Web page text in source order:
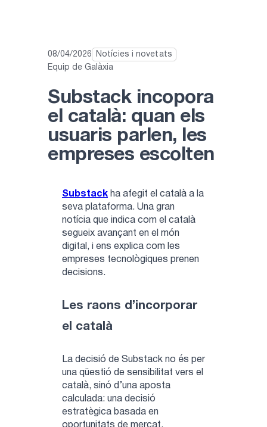
08/04/2026
Notícies i novetats
Equip de Galàxia
Substack incopora
el català: quan els
usuaris parlen, les
empreses escolten
Substack ha afegit el català a la
seva plataforma. Una gran
notícia que indica com el català
segueix avançant en el món
digital, i ens explica com les
empreses tecnològiques prenen
decisions.
Les raons d’incorporar
el català
La decisió de Substack no és per
una qüestió de sensibilitat vers el
català, sinó d’una aposta
calculada: una decisió
estratègica basada en